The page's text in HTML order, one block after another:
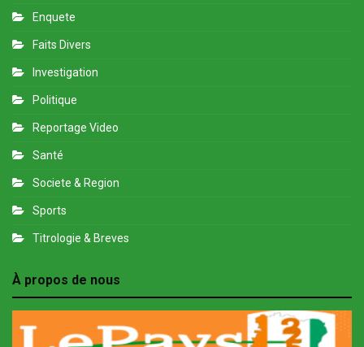
Enquete
Faits Divers
Investigation
Politique
Reportage Video
Santé
Societe & Region
Sports
Titrologie & Breves
À propos de nous